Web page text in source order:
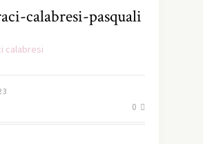
calabresi-pasquali
0